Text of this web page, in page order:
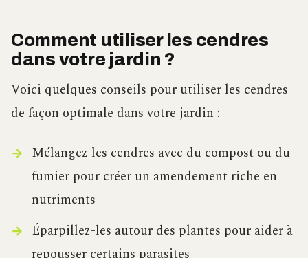
Comment utiliser les cendres
dans votre jardin ?
Voici quelques conseils pour utiliser les cendres
de façon optimale dans votre jardin :
Mélangez les cendres avec du compost ou du
fumier pour créer un amendement riche en
nutriments
Éparpillez-les autour des plantes pour aider à